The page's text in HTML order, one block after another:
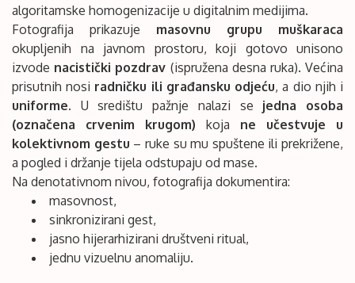
algoritamske homogenizacije u digitalnim medijima.
Fotografija prikazuje masovnu grupu muškaraca
okupljenih na javnom prostoru, koji gotovo unisono
izvode nacistički pozdrav (ispružena desna ruka). Većina
prisutnih nosi radničku ili građansku odjeću, a dio njih i
uniforme. U središtu pažnje nalazi se jedna osoba
(označena crvenim krugom) koja ne učestvuje u
kolektivnom gestu – ruke su mu spuštene ili prekrižene,
a pogled i držanje tijela odstupaju od mase.
Na denotativnom nivou, fotografija dokumentira:
masovnost,
sinkronizirani gest,
jasno hijerarhizirani društveni ritual,
jednu vizuelnu anomaliju.